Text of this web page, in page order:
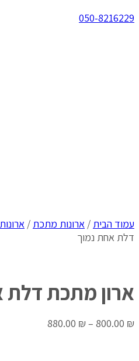
050-8216229
עמוד הבית / ארונות מתכת /
דלת אחת נמוך
ארון מתכת דלת
800.00 ₪
–
880.00 ₪